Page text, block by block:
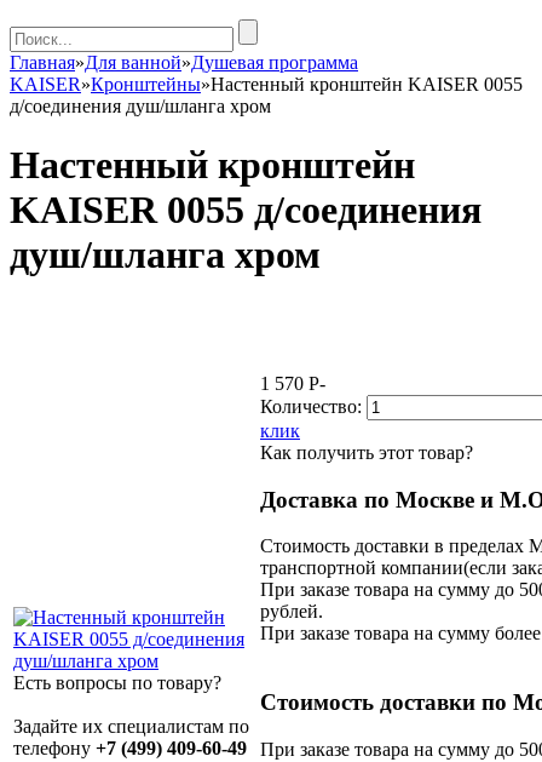
Главная»Для ванной»Душевая программа
KAISER»Кронштейны»Настенный кронштейн KAISER 0055
д/соединения душ/шланга хром
Настенный кронштейн
KAISER 0055 д/соединения
душ/шланга хром
Есть вопросы по товару?
Задайте их специалистам по
телефону +7 (499) 409-60-49
1 570 P-
Количество:
клик
Как получить этот товар?
Доставка по Москве и
Стоимость доставки в
транспортной компании(если
При заказе товара на сумму до
рублей.
При заказе товара на сумму
Стоимость доставки по
При заказе товара на сумму до